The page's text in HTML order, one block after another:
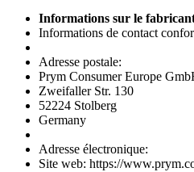
Informations sur le
Informations de contact
Adresse postale:
Prym Consumer Europe
Zweifaller Str. 130
52224 Stolberg
Germany
Adresse électronique:
Site web: https://